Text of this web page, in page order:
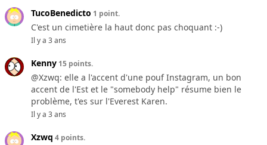
TucoBenedicto 1 point.
C'est un cimetière la haut donc pas choquant :-)
Il y a 3 ans
Kenny 15 points.
@Xzwq: elle a l'accent d'une pouf Instagram, un bon
accent de l'Est et le "somebody help" résume bien le
problème, t'es sur l'Everest Karen.
Il y a 3 ans
Xzwq 4 points.